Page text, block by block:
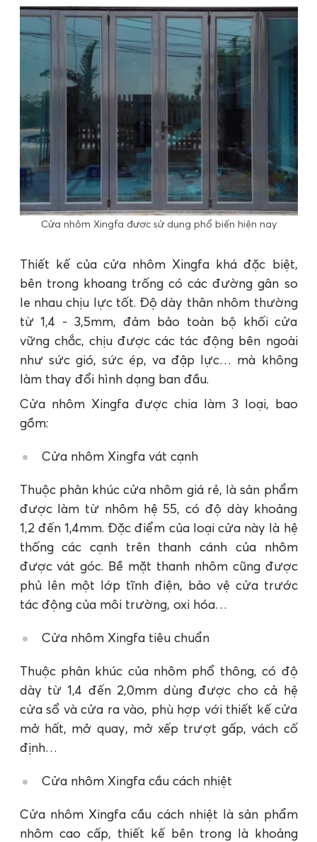
Cửa nhôm Xingfa được sử dụng phổ biến hiện nay
Thiết kế của cửa nhôm Xingfa khá đặc biệt,
bên trong khoang trống có các đường gân so
le nhau chịu lực tốt. Độ dày thân nhôm thường
từ 1,4 - 3,5mm, đảm bảo toàn bộ khối cửa
vững chắc, chịu được các tác động bên ngoài
như sức gió, sức ép, va đập lực… mà không
làm thay đổi hình dạng ban đầu.
Cửa nhôm Xingfa được chia làm 3 loại, bao
gồm:
Cửa nhôm Xingfa vát cạnh
Thuộc phân khúc cửa nhôm giá rẻ, là sản phẩm
được làm từ nhôm hệ 55, có độ dày khoảng
1,2 đến 1,4mm. Đặc điểm của loại cửa này là hệ
thống các cạnh trên thanh cánh của nhôm
được vát góc. Bề mặt thanh nhôm cũng được
phủ lên một lớp tĩnh điện, bảo vệ cửa trước
tác động của môi trường, oxi hóa…
Cửa nhôm Xingfa tiêu chuẩn
Thuộc phân khúc của nhôm phổ thông, có độ
dày từ 1,4 đến 2,0mm dùng được cho cả hệ
cửa sổ và cửa ra vào, phù hợp với thiết kế cửa
mở hất, mở quay, mở xếp trượt gấp, vách cố
định…
Cửa nhôm Xingfa cầu cách nhiệt
Cửa nhôm Xingfa cầu cách nhiệt là sản phẩm
nhôm cao cấp, thiết kế bên trong là khoảng